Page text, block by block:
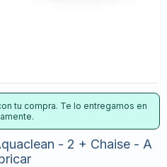
tu compra. Te lo entregamos en
- 2 + Chaise - A